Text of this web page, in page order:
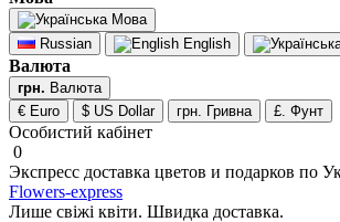
Мова
Russian
English
Валюта
грн. Валюта
€ Euro
$ US Dollar грн. Гривна £. Фунт
Особистий кабінет
0
Экспресс доставка цветов и подарков по
Flowers-express
Лише свіжі квіти. Швидка доставка.